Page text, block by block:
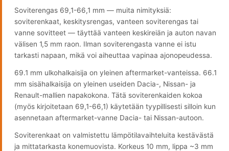
Soviterengas 69,1-66,1 mm — muita nimityksiä:
soviterenkaat, keskitysrengas, vanteen soviterengas tai
vanne sovitteet — täyttää vanteen keskireiän ja auton navan
välisen 1,5 mm raon. Ilman soviterengasta vanne ei istu
tarkasti napaan, mikä voi aiheuttaa vapinaa ajonopeudessa.
69.1 mm ulkohalkaisija on yleinen aftermarket-vanteissa. 66.1
mm sisähalkaisija on yleinen useiden Dacia-, Nissan- ja
Renault-mallien napakokona. Tätä soviterenkaiden kokoa
(myös kirjoitetaan 69,1-66,1) käytetään tyypillisesti silloin kun
asennetaan aftermarket-vanne Dacia- tai Nissan-autoon.
Soviterenkaat on valmistettu lämpötilavaihteluita kestävästä
ja mittatarkasta konemuovista. Korkeus 10 mm, lippa ~3 mm